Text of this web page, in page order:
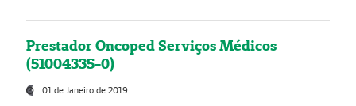
Prestador Oncoped Serviços Médicos
(51004335-0)
01 de Janeiro de 2019